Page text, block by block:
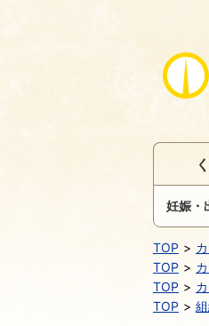
妊娠・
TOP
TOP
TOP
TOP